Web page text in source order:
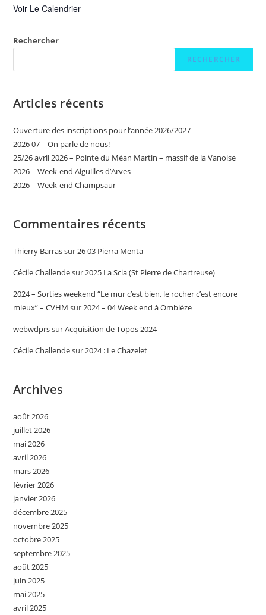
Voir Le Calendrier
Rechercher
RECHERCHER
Articles récents
Ouverture des inscriptions pour l’année 2026/2027
2026 07 – On parle de nous!
25/26 avril 2026 – Pointe du Méan Martin – massif de la Vanoise
2026 – Week-end Aiguilles d’Arves
2026 – Week-end Champsaur
Commentaires récents
Thierry Barrassur26 03 Pierra Menta
Cécile Challendesur2025 La Scia (St Pierre de Chartreuse)
2024 – Sorties weekend “Le mur c’est bien, le rocher c’est encore
mieux” – CVHM sur2024 – 04 Week end à Omblèze
webwdprssurAcquisition de Topos 2024
Cécile Challendesur2024 : Le Chazelet
Archives
août 2026
juillet 2026
mai 2026
avril 2026
mars 2026
février 2026
janvier 2026
décembre 2025
novembre 2025
octobre 2025
septembre 2025
août 2025
juin 2025
mai 2025
avril 2025